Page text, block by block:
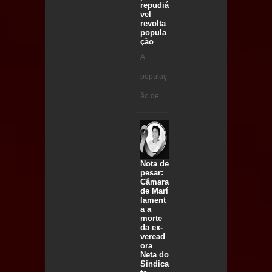
repudiá
vel
revolta
popula
ção
A
populaç
ão de ...
Nota de
pesar:
Câmara
de Marí
lament
a a
morte
da ex-
veread
ora
Neta do
Sindica